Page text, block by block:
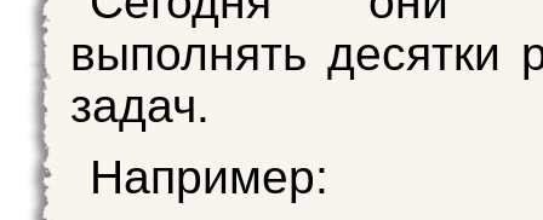
выполнять десятки
задач.
Например: